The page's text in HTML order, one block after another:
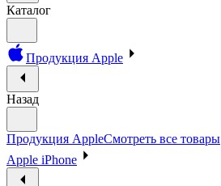
Каталог
Продукция Apple
Назад
Продукция AppleСмотреть все товары
Apple iPhone